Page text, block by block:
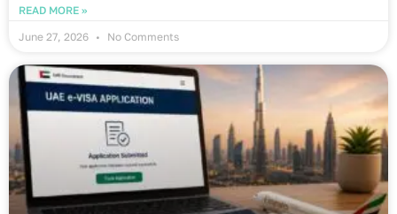
READ MORE »
June 27, 2026
No Comments